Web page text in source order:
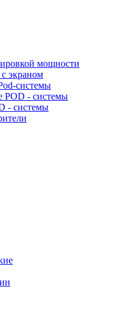
мощности
экраном
системы
POD - системы
- системы